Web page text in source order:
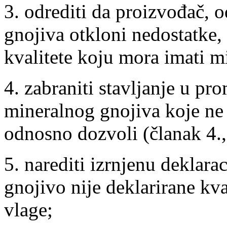
3. odrediti da proizvođač,
gnojiva otkloni
kvalitete koju mora imati
4. zabraniti stavljanje u
mineralnog gnojiva koje
odnosno dozvoli (članak
5. narediti izrnjenu
gnojivo nije deklarirane
vlage;